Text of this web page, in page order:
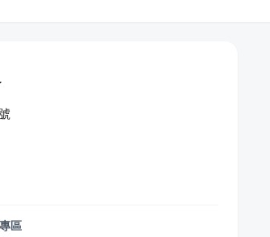
區